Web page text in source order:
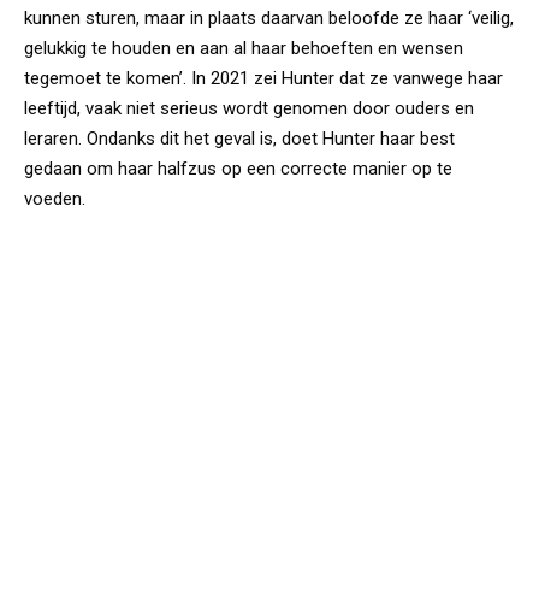
kunnen sturen, maar in plaats daarvan beloofde ze haar ‘veilig,
gelukkig te houden en aan al haar behoeften en wensen
tegemoet te komen’. In 2021 zei Hunter dat ze vanwege haar
leeftijd, vaak niet serieus wordt genomen door ouders en
leraren. Ondanks dit het geval is, doet Hunter haar best
gedaan om haar halfzus op een correcte manier op te
voeden.